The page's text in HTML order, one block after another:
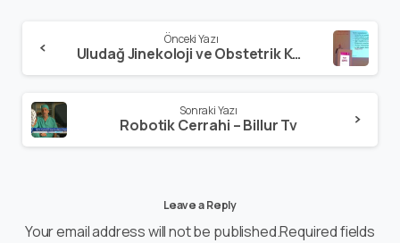
Önceki Yazı
Uludağ Jinekoloji ve Obstetrik Kongresi Bursa/Uludağ – 03.03.2017
Sonraki Yazı
Robotik Cerrahi – Billur Tv
Leave a Reply
Your email address will not be published.Required fields